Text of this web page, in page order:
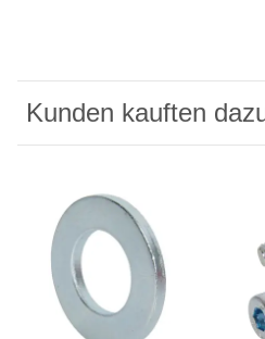
Kunden kauften